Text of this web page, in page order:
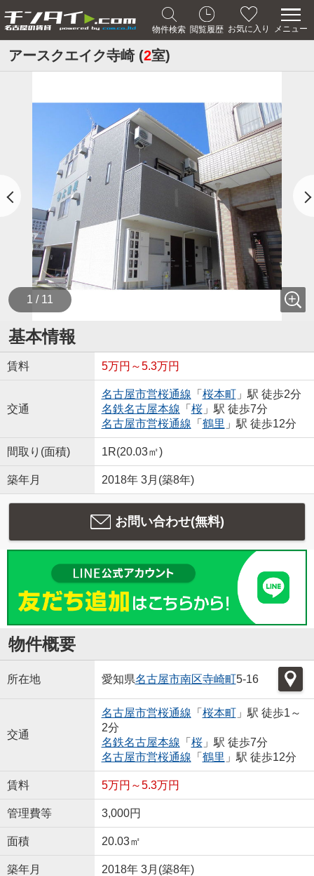
物件検索 閲覧履歴 お気に入り メニュー
アースクエイク寺崎 (2室)
1 / 11
基本情報
賃料 5万円～5.3万円
交通
名古屋市営桜通線 「 桜本町」駅 徒歩2分
名鉄名古屋本線 「 桜」駅 徒歩7分
名古屋市営桜通線 「 鶴里 」駅 徒歩12分
間取り(面積) 1R(20.03㎡)
築年月 2018年 3月(築8年)
お問い合わせ(無料)
物件概要
所在地 愛知県名古屋市南区寺崎町5-16
交通
名古屋市営桜通線 「 桜本町」駅 徒歩1～
2分
名鉄名古屋本線 「 桜」駅 徒歩7分
名古屋市営桜通線 「 鶴里 」駅 徒歩12分
賃料 5万円～5.3万円
管理費等 3,000円
面積 20.03㎡
築年月 2018年 3月(築8年)